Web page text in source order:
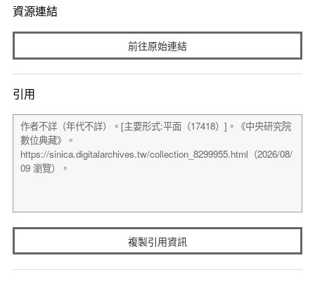
資源連結
前往原始連結
引用
複製引用資訊